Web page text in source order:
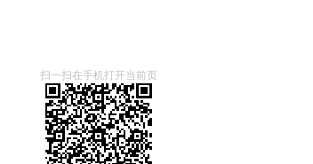
扫一扫在手机打开当前页